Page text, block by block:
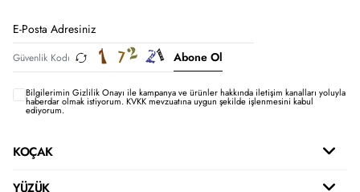
Abone Ol
Bilgilerimin Gizlilik Onayı ile kampanya ve ürünler hakkında iletişim kanalları yoluyla
haberdar olmak istiyorum.KVKK mevzuatına uygun şekilde işlenmesini kabul
ediyorum.
KOÇAK
YÜZÜK